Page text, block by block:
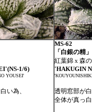
1/6)
YOUSEI'
い為、
MS-62
「白銀の精
紅葉錦 x 森
'HAKUGIN
透明窓部が
全体が真っ